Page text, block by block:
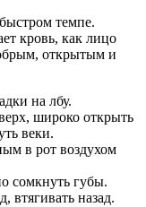
темпе.
кровь, как лицо
открытым и
на лбу.
широко открыть
веки.
в рот воздухом
сомкнуть губы.
втягивать назад.